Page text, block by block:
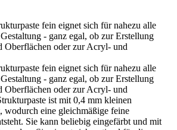
fein eignet sich für nahezu alle
- ganz egal, ob zur Erstellung
Oberflächen oder zur Acryl- und
fein eignet sich für nahezu alle
- ganz egal, ob zur Erstellung
Oberflächen oder zur Acryl- und
ist mit 0,4 mm kleinen
wodurch eine gleichmäßige feine
Sie kann beliebig eingefärbt und mit